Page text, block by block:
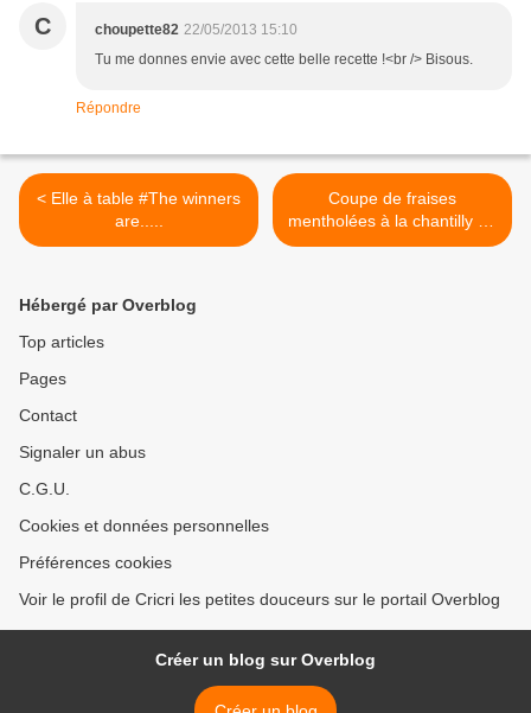
C choupette82 22/05/2013 15:10
Tu me donnes envie avec cette belle recette !<br /> Bisous.
Répondre
< Elle à table #The winners
are.....
Coupe de fraises
mentholées à la chantilly de
fraises >
Hébergé par Overblog
Top articles
Pages
Contact
Signaler un abus
C.G.U.
Cookies et données personnelles
Préférences cookies
Voir le profil de Cricri les petites douceurs sur le portail Overblog
Créer un blog sur Overblog